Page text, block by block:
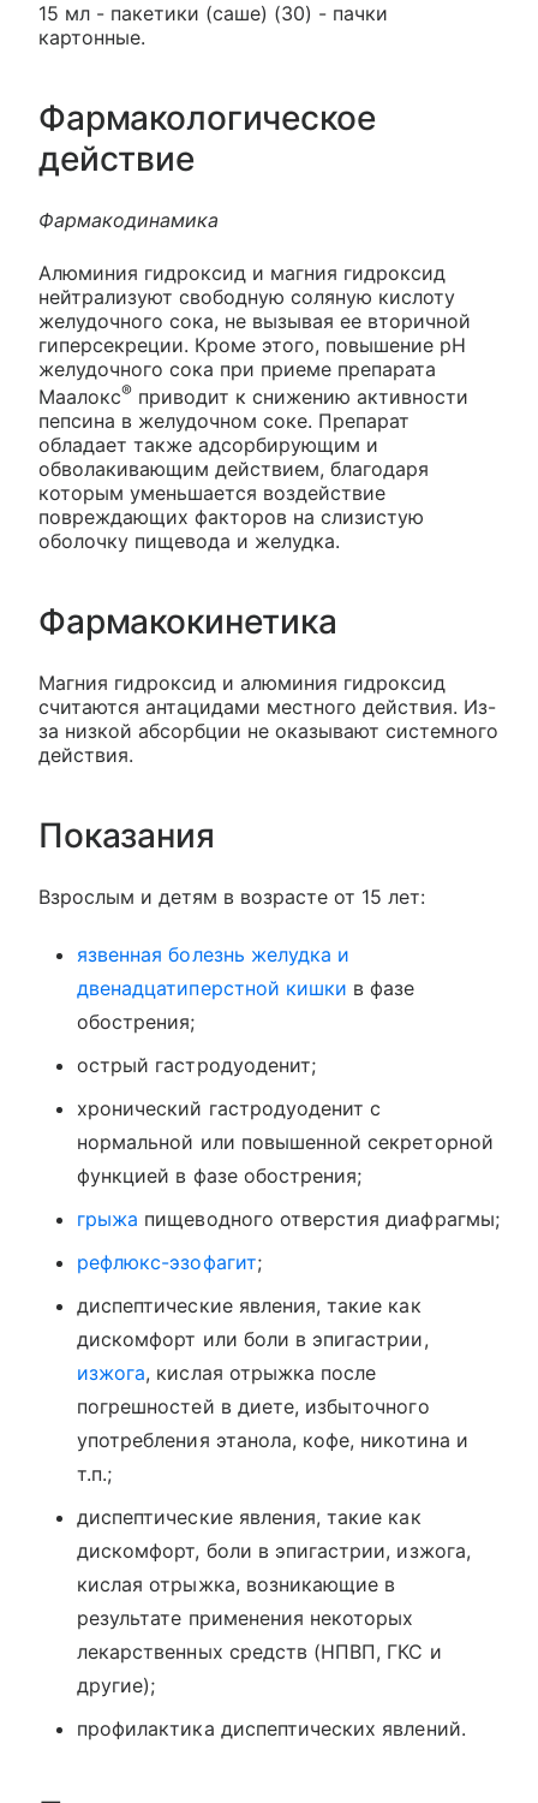
15 мл - пакетики (саше) (30) - пачки
картонные.
Фармакологическое
действие
Фармакодинамика
Алюминия гидроксид и магния гидроксид
нейтрализуют свободную соляную кислоту
желудочного сока, не вызывая ее вторичной
гиперсекреции. Кроме этого, повышение рН
желудочного сока при приеме препарата
Маалокс® приводит к снижению активности
пепсина в желудочном соке. Препарат
обладает также адсорбирующим и
обволакивающим действием, благодаря
которым уменьшается воздействие
повреждающих факторов на слизистую
оболочку пищевода и желудка.
Фармакокинетика
Магния гидроксид и алюминия гидроксид
считаются антацидами местного действия. Из-
за низкой абсорбции не оказывают системного
действия.
Показания
Взрослым и детям в возрасте от 15 лет:
язвенная болезнь желудка и
двенадцатиперстной кишки в фазе
обострения;
острый гастродуоденит;
хронический гастродуоденит с
нормальной или повышенной секреторной
функцией в фазе обострения;
грыжа пищеводного отверстия диафрагмы;
рефлюкс-эзофагит;
диспептические явления, такие как
дискомфорт или боли в эпигастрии,
изжога, кислая отрыжка после
погрешностей в диете, избыточного
употребления этанола, кофе, никотина и
т.п.;
диспептические явления, такие как
дискомфорт, боли в эпигастрии, изжога,
кислая отрыжка, возникающие в
результате применения некоторых
лекарственных средств (НПВП, ГКС и
другие);
профилактика диспептических явлений.